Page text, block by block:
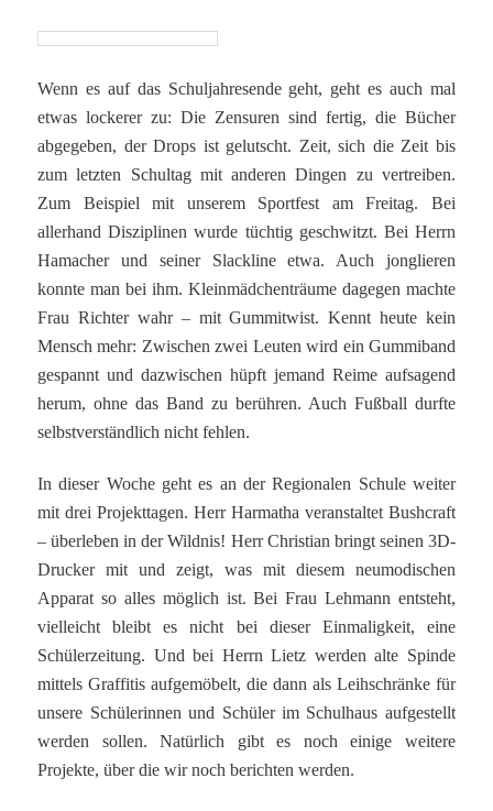
Wenn es auf das Schuljahresende geht, geht es auch mal
etwas lockerer zu: Die Zensuren sind fertig, die Bücher
abgegeben, der Drops ist gelutscht. Zeit, sich die Zeit bis
zum letzten Schultag mit anderen Dingen zu vertreiben.
Zum Beispiel mit unserem Sportfest am Freitag. Bei
allerhand Disziplinen wurde tüchtig geschwitzt. Bei Herrn
Hamacher und seiner Slackline etwa. Auch jonglieren
konnte man bei ihm. Kleinmädchenträume dagegen machte
Frau Richter wahr – mit Gummitwist. Kennt heute kein
Mensch mehr: Zwischen zwei Leuten wird ein Gummiband
gespannt und dazwischen hüpft jemand Reime aufsagend
herum, ohne das Band zu berühren. Auch Fußball durfte
selbstverständlich nicht fehlen.
In dieser Woche geht es an der Regionalen Schule weiter
mit drei Projekttagen. Herr Harmatha veranstaltet Bushcraft
– überleben in der Wildnis! Herr Christian bringt seinen 3D-
Drucker mit und zeigt, was mit diesem neumodischen
Apparat so alles möglich ist. Bei Frau Lehmann entsteht,
vielleicht bleibt es nicht bei dieser Einmaligkeit, eine
Schülerzeitung. Und bei Herrn Lietz werden alte Spinde
mittels Graffitis aufgemöbelt, die dann als Leihschränke für
unsere Schülerinnen und Schüler im Schulhaus aufgestellt
werden sollen. Natürlich gibt es noch einige weitere
Projekte, über die wir noch berichten werden.